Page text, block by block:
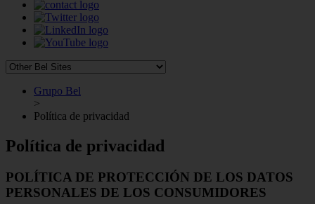
Grupo Bel
>
Política de privacidad
Política de privacidad
POLÍTICA DE PROTECCIÓN DE LOS DATOS
PERSONALES DE LOS CONSUMIDORES